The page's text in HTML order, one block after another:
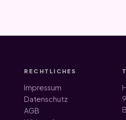
RECHTLICHES
Impressum
Datenschutz
AGB